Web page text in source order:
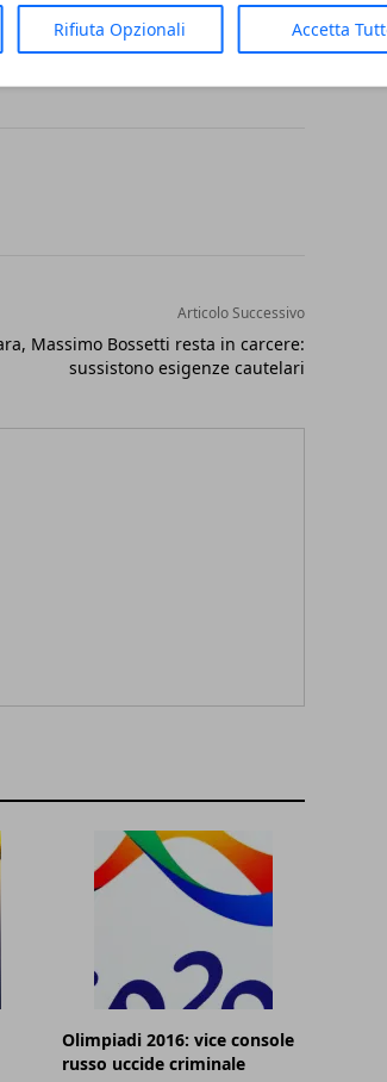
Rifiuta Opzionali Accetta
Articolo Successivo
Massimo Bossetti resta in carcere:
sussistono esigenze cautelari
Olimpiadi 2016: vice console
russo uccide criminale